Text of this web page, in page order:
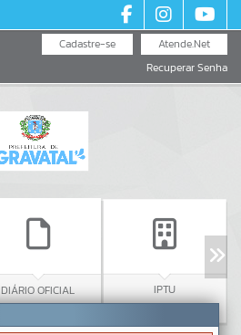
Atende.Net
Cadastre-se
Recuperar Senha
DIÁRIO OFICIAL IPTU